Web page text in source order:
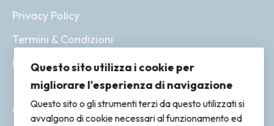
Privacy Policy
Termini & Condizioni
Resi & Rimborsi
ACCOUNT
Questo sito utilizza i cookie per
migliorare l'esperienza di navigazione
Questo sito o gli strumenti terzi da questo utilizzati si
avvalgono di cookie necessari al funzionamento ed